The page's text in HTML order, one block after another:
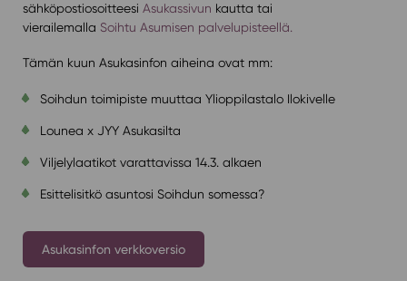
sähköpostiosoitteesi Asukassivun kautta tai
vierailemalla Soihtu Asumisen palvelupisteellä.
Tämän kuun Asukasinfon aiheina ovat mm:
Soihdun toimipiste muuttaa Ylioppilastalo Ilokivelle
Lounea x JYY Asukasilta
Viljelylaatikot varattavissa 14.3. alkaen
Esittelisitkö asuntosi Soihdun somessa?
Asukasinfon verkkoversio